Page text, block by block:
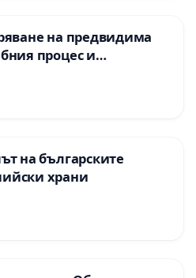
на предвидима
процес и
на равнопоставено
на учениците от
I“ и Хуманитарна
на българските
храни